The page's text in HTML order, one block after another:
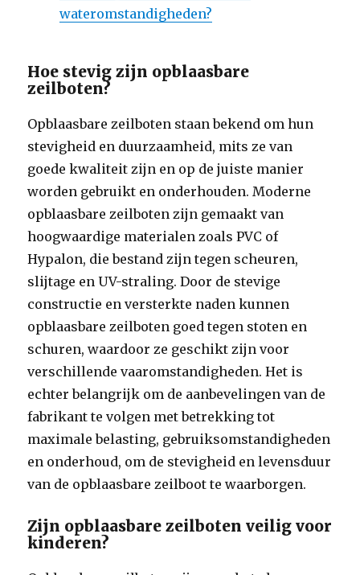
wateromstandigheden?
Hoe stevig zijn opblaasbare
zeilboten?
Opblaasbare zeilboten staan bekend om hun
stevigheid en duurzaamheid, mits ze van
goede kwaliteit zijn en op de juiste manier
worden gebruikt en onderhouden. Moderne
opblaasbare zeilboten zijn gemaakt van
hoogwaardige materialen zoals PVC of
Hypalon, die bestand zijn tegen scheuren,
slijtage en UV-straling. Door de stevige
constructie en versterkte naden kunnen
opblaasbare zeilboten goed tegen stoten en
schuren, waardoor ze geschikt zijn voor
verschillende vaaromstandigheden. Het is
echter belangrijk om de aanbevelingen van de
fabrikant te volgen met betrekking tot
maximale belasting, gebruiksomstandigheden
en onderhoud, om de stevigheid en levensduur
van de opblaasbare zeilboot te waarborgen.
Zijn opblaasbare zeilboten veilig voor
kinderen?